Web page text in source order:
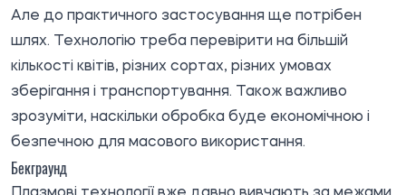
Але до практичного застосування ще потрібен
шлях. Технологію треба перевірити на більшій
кількості квітів, різних сортах, різних умовах
зберігання і транспортування. Також важливо
зрозуміти, наскільки обробка буде економічною і
безпечною для масового використання.
Бекграунд